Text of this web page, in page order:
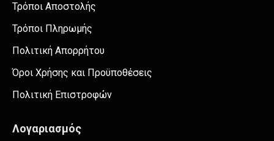
Τρόποι Αποστολής
Τρόποι Πληρωμής
Πολιτική Απορρήτου
Όροι Χρήσης και Προϋποθέσεις
Πολιτική Επιστροφών
Λογαριασμός